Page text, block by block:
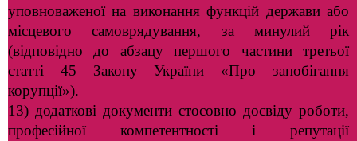
уповноваженої на виконання функцій держави або
місцевого самоврядування, за минулий рік
(відповідно до абзацу першого частини третьої
статті 45 Закону України «Про запобігання
корупції»).
13) додаткові документи стосовно досвіду роботи,
професійної компетентності і репутації